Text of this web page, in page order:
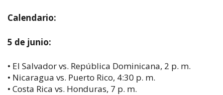
Calendario:
5 de junio:
• El Salvador vs. República Dominicana, 2 p. m.
• Nicaragua vs. Puerto Rico, 4:30 p. m.
• Costa Rica vs. Honduras, 7 p. m.